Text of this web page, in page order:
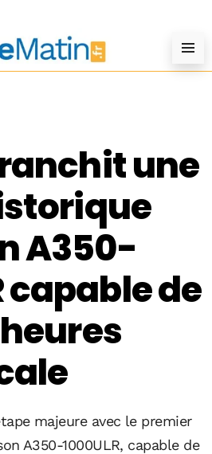
une
A350-
capable de
majeure avec le premier
A350-1000ULR, capable de